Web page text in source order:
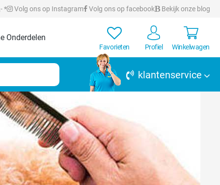
* Volg ons op Instagram Volg ons op facebook Bekijk onze blog
Onderdelen
Favorieten Profiel Winkelwagen
klantenservice